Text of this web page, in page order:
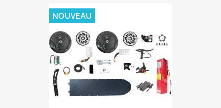
NOUVEAU